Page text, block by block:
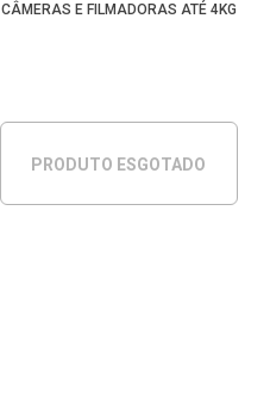
CÂMERAS E FILMADORAS ATÉ 4KG
PRODUTO ESGOTADO